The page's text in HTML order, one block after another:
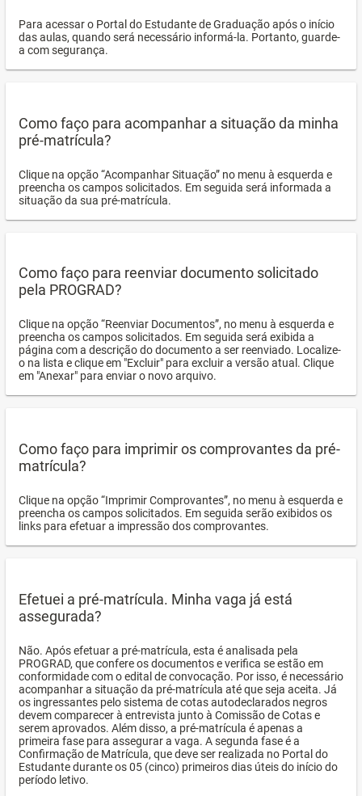
Para acessar o Portal do Estudante de Graduação após o início
das aulas, quando será necessário informá-la. Portanto, guarde-
a com segurança.
Como faço para acompanhar a situação da minha
pré-matrícula?
Clique na opção “Acompanhar Situação” no menu à esquerda e
preencha os campos solicitados. Em seguida será informada a
situação da sua pré-matrícula.
Como faço para reenviar documento solicitado
pela PROGRAD?
Clique na opção “Reenviar Documentos”, no menu à esquerda e
preencha os campos solicitados. Em seguida será exibida a
página com a descrição do documento a ser reenviado. Localize-
o na lista e clique em "Excluir" para excluir a versão atual. Clique
em "Anexar" para enviar o novo arquivo.
Como faço para imprimir os comprovantes da pré-
matrícula?
Clique na opção “Imprimir Comprovantes”, no menu à esquerda e
preencha os campos solicitados. Em seguida serão exibidos os
links para efetuar a impressão dos comprovantes.
Efetuei a pré-matrícula. Minha vaga já está
assegurada?
Não. Após efetuar a pré-matrícula, esta é analisada pela
PROGRAD, que confere os documentos e verifica se estão em
conformidade com o edital de convocação. Por isso, é necessário
acompanhar a situação da pré-matrícula até que seja aceita. Já
os ingressantes pelo sistema de cotas autodeclarados negros
devem comparecer à entrevista junto à Comissão de Cotas e
serem aprovados. Além disso, a pré-matrícula é apenas a
primeira fase para assegurar a vaga. A segunda fase é a
Confirmação de Matrícula, que deve ser realizada no Portal do
Estudante durante os 05 (cinco) primeiros dias úteis do início do
período letivo.